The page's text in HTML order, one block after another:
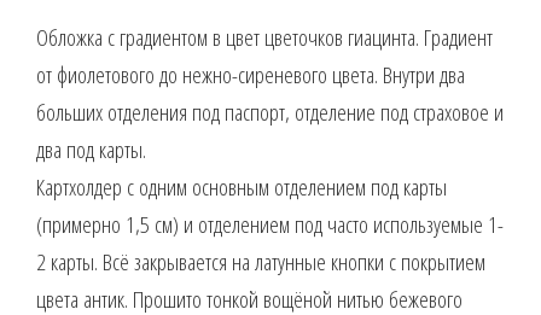
Обложка с градиентом в цвет цветочков гиацинта. Градиент
от фиолетового до нежно-сиреневого цвета. Внутри два
больших отделения под паспорт, отделение под страховое и
два под карты.
Картхолдер с одним основным отделением под карты
(примерно 1,5 см) и отделением под часто используемые 1-
2 карты. Всё закрывается на латунные кнопки с покрытием
цвета антик. Прошито тонкой вощёной нитью бежевого